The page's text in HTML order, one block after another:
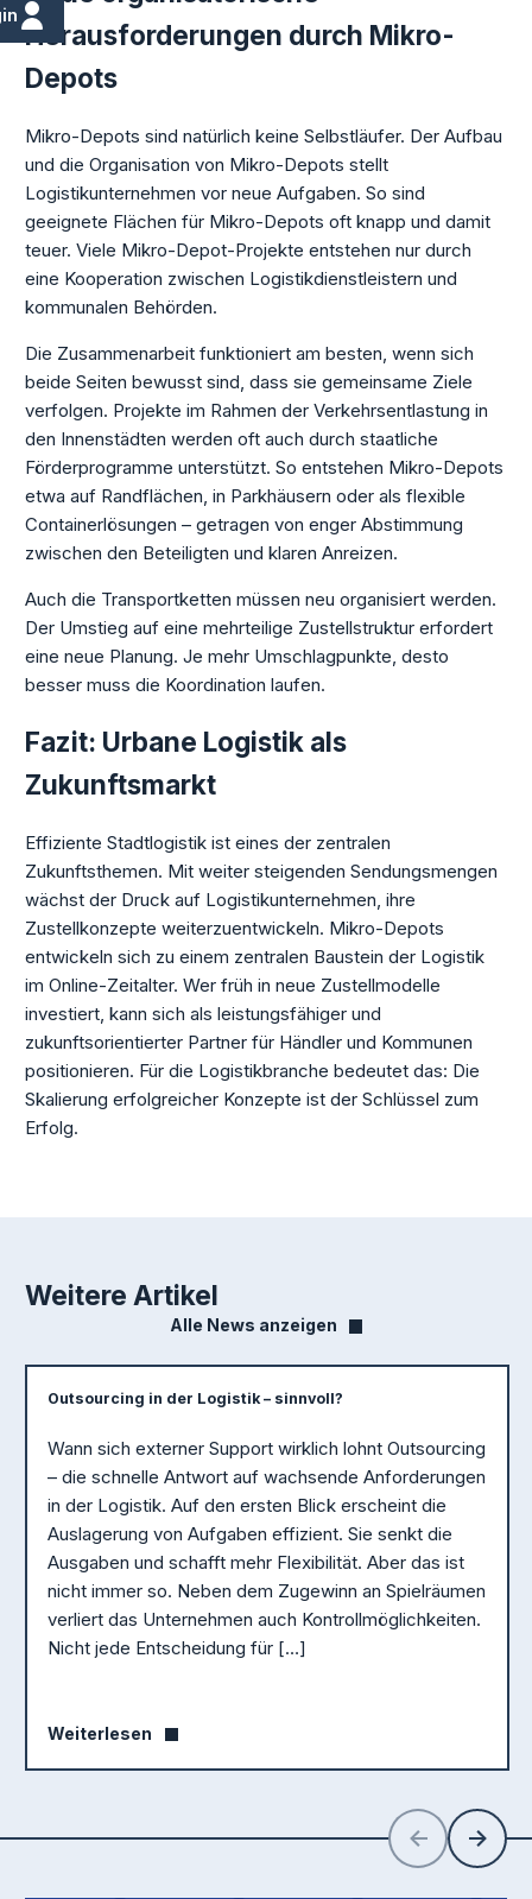
Herausforderungen durch Mikro-
Depots
Mikro-Depots sind natürlich keine Selbstläufer. Der Aufbau
und die Organisation von Mikro-Depots stellt
Logistikunternehmen vor neue Aufgaben. So sind
geeignete Flächen für Mikro-Depots oft knapp und damit
teuer. Viele Mikro-Depot-Projekte entstehen nur durch
eine Kooperation zwischen Logistikdienstleistern und
kommunalen Behörden.
Die Zusammenarbeit funktioniert am besten, wenn sich
beide Seiten bewusst sind, dass sie gemeinsame Ziele
verfolgen. Projekte im Rahmen der Verkehrsentlastung in
den Innenstädten werden oft auch durch staatliche
Förderprogramme unterstützt. So entstehen Mikro-Depots
etwa auf Randflächen, in Parkhäusern oder als flexible
Containerlösungen – getragen von enger Abstimmung
zwischen den Beteiligten und klaren Anreizen.
Auch die Transportketten müssen neu organisiert werden.
Der Umstieg auf eine mehrteilige Zustellstruktur erfordert
eine neue Planung. Je mehr Umschlagpunkte, desto
besser muss die Koordination laufen.
Fazit: Urbane Logistik als
Zukunftsmarkt
Effiziente Stadtlogistik ist eines der zentralen
Zukunftsthemen. Mit weiter steigenden Sendungsmengen
wächst der Druck auf Logistikunternehmen, ihre
Zustellkonzepte weiterzuentwickeln. Mikro-Depots
entwickeln sich zu einem zentralen Baustein der Logistik
im Online-Zeitalter. Wer früh in neue Zustellmodelle
investiert, kann sich als leistungsfähiger und
zukunftsorientierter Partner für Händler und Kommunen
positionieren. Für die Logistikbranche bedeutet das: Die
Skalierung erfolgreicher Konzepte ist der Schlüssel zum
Erfolg.
Weitere Artikel
Alle News anzeigen
ZurückWeiter
Outsourcing in der Logistik – sinnvoll?
Wann sich externer Support wirklich lohnt Outsourcing
– die schnelle Antwort auf wachsende Anforderungen
in der Logistik. Auf den ersten Blick erscheint die
Auslagerung von Aufgaben effizient. Sie senkt die
Ausgaben und schafft mehr Flexibilität. Aber das ist
nicht immer so. Neben dem Zugewinn an Spielräumen
verliert das Unternehmen auch Kontrollmöglichkeiten.
Nicht jede Entscheidung für […]
Weiterlesen